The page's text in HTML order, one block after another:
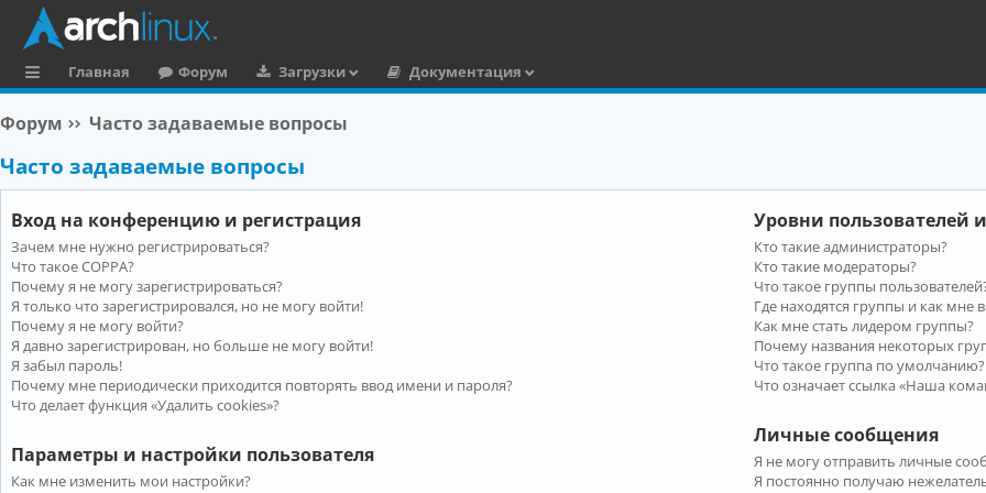
ы
л
Главная Форум Загрузки
Документация
Форум Часто задаваемые вопросы
Часто задаваемые вопросы
Вход на конференцию и регистрация
Зачем мне нужно регистрироваться?
Что такое COPPA?
Почему я не могу зарегистрироваться?
Я только что зарегистрировался, но не могу войти!
Почему я не могу войти?
Я давно зарегистрирован, но больше не могу войти!
Я забыл пароль!
Почему мне периодически приходится повторять ввод имени и пароля?
Что делает функция «Удалить cookies»?
Параметры и настройки пользователя
Как мне изменить мои настройки?
Уровни пользователей
Кто такие администраторы?
Кто такие модераторы?
Что такое группы
Где находятся группы и как мне
Как мне стать лидером группы?
Почему названия некоторых
Что такое группа по умолчанию?
Что означает ссылка «Наша
Личные сообщения
Я не могу отправить личные
Я постоянно получаю